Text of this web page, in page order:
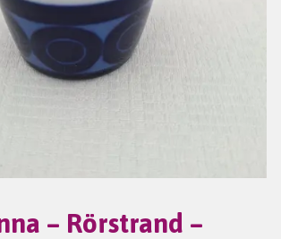
– Rörstrand –